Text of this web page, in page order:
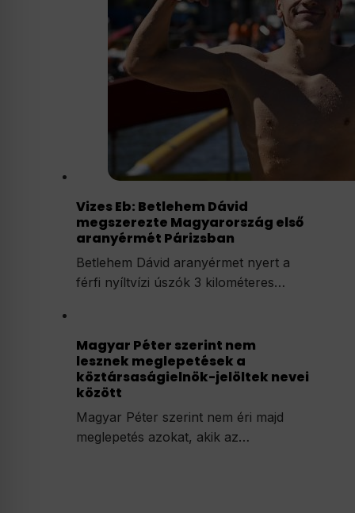
Vizes Eb: Betlehem Dávid
megszerezte Magyarország első
aranyérmét Párizsban
Betlehem Dávid aranyérmet nyert a
férfi nyíltvízi úszók 3 kilométeres…
Magyar Péter szerint nem
lesznek meglepetések a
köztársaságielnök-jelöltek nevei
között
Magyar Péter szerint nem éri majd
meglepetés azokat, akik az…